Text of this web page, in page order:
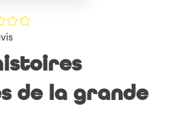
de la grande